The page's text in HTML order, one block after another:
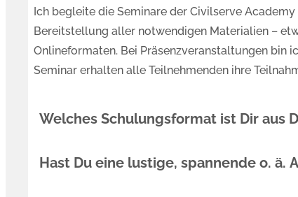
Ich begleite die Seminare der Civilserve
Bereitstellung aller notwendigen Materialien –
Onlineformaten. Bei Präsenzveranstaltungen bin
Seminar erhalten alle Teilnehmenden ihre
Welches Schulungsformat ist Dir aus
Aus meiner Sicht bieten Präsenzseminare einen
Hast Du eine lustige, spannende o.